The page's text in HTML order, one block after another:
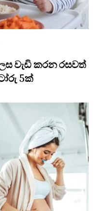
වැඩි කරන රසවත්
5ක්